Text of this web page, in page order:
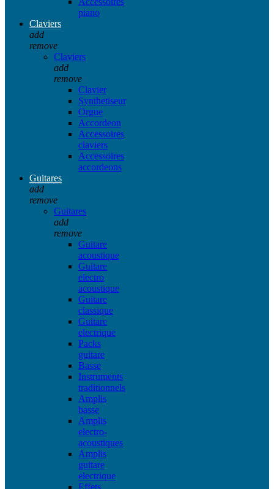
piano
Claviers
add
remove
Claviers
add
remove
Clavier
Synthetiseur
Orgue
Accordeon
Accessoires
claviers
Accessoires
accordeons
Guitares
add
remove
Guitares
add
remove
Guitare
acoustique
Guitare
electro
acoustique
Guitare
classique
Guitare
electrique
Packs
guitare
Basse
Instruments
traditionnels
Amplis
basse
Amplis
electro-
acoustiques
Amplis
guitare
electrique
Effets